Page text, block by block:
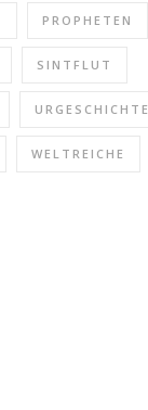
PROPHETEN
SINTFLUT
URGESCHICHTE
WELTREICHE